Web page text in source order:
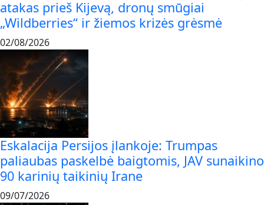
atakas prieš Kijevą, dronų smūgiai
„Wildberries“ ir žiemos krizės grėsmė
02/08/2026
Eskalacija Persijos įlankoje: Trumpas
paliaubas paskelbė baigtomis, JAV sunaikino
90 karinių taikinių Irane
09/07/2026